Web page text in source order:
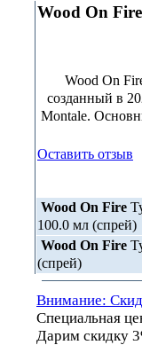
Wood On Fire
Wood On
созданный в
Montale.
Оставить отзыв
Wood On Fire
100.0 мл (спрей)
Wood On Fire
(спрей)
Внимание:
Специальная
Дарим скидку